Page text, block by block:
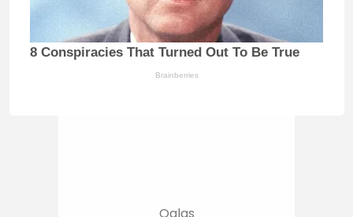
8 Conspiracies That Turned Out To Be True
Brainberries